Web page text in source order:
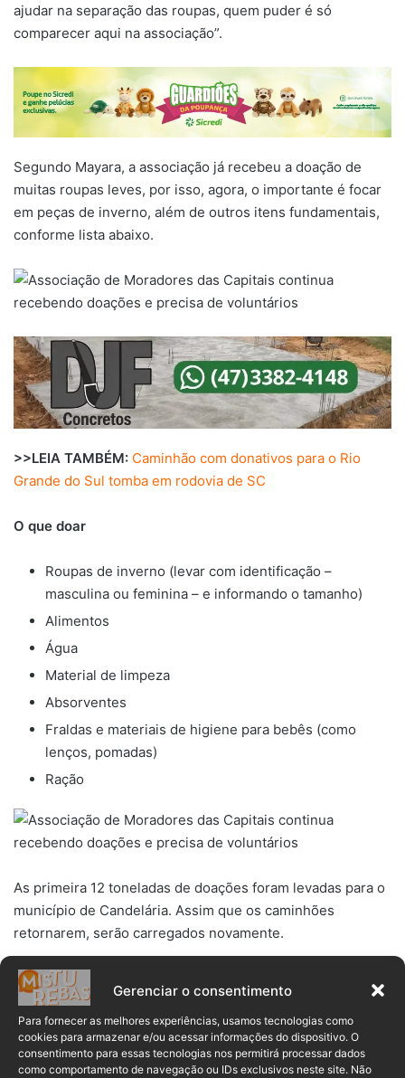
Gerenciar o consentimento
Para fornecer as melhores experiências, usamos tecnologias como
cookies para armazenar e/ou acessar informações do dispositivo. O
consentimento para essas tecnologias nos permitirá processar dados
como comportamento de navegação ou IDs exclusivos neste site. Não
ajudar na separação das roupas, quem puder é só
comparecer aqui na associação”.
Segundo Mayara, a associação já recebeu a doação de
muitas roupas leves, por isso, agora, o importante é focar
em peças de inverno, além de outros itens fundamentais,
conforme lista abaixo.
>>LEIA TAMBÉM: Caminhão com donativos para o Rio
Grande do Sul tomba em rodovia de SC
O que doar
Roupas de inverno (levar com identificação –
masculina ou feminina – e informando o tamanho)
Alimentos
Água
Material de limpeza
Absorventes
Fraldas e materiais de higiene para bebês (como
lenços, pomadas)
Ração
As primeira 12 toneladas de doações foram levadas para o
município de Candelária. Assim que os caminhões
retornarem, serão carregados novamente.
Confira a entrevista que Mayara deu ao